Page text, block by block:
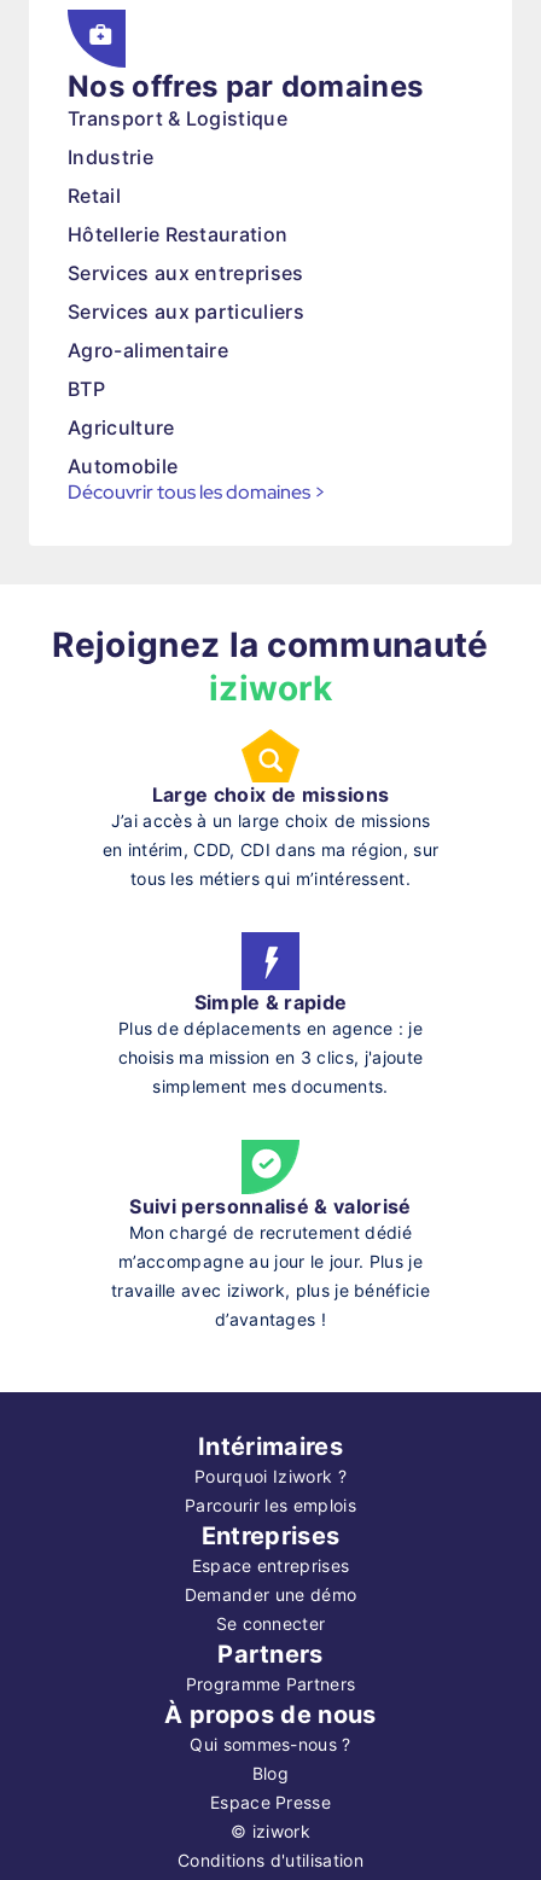
Nos offres par domaines
Transport & Logistique
Industrie
Retail
Hôtellerie Restauration
Services aux entreprises
Services aux particuliers
Agro-alimentaire
BTP
Agriculture
Automobile
Découvrir tous les domaines >
Rejoignez la communauté
iziwork
Large choix de missions
J’ai accès à un large choix de missions
en intérim, CDD, CDI dans ma région, sur
tous les métiers qui m’intéressent.
Simple & rapide
Plus de déplacements en agence : je
choisis ma mission en 3 clics, j'ajoute
simplement mes documents.
Suivi personnalisé & valorisé
Mon chargé de recrutement dédié
m’accompagne au jour le jour. Plus je
travaille avec iziwork, plus je bénéficie
d’avantages !
Intérimaires
Pourquoi Iziwork ?
Parcourir les emplois
Entreprises
Espace entreprises
Demander une démo
Se connecter
Partners
Programme Partners
À propos de nous
Qui sommes-nous ?
Blog
Espace Presse
© iziwork
Conditions d'utilisation